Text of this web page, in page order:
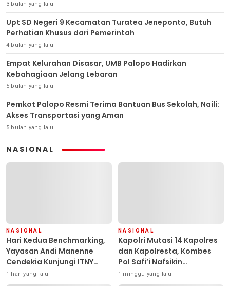
3 bulan yang lalu
Upt SD Negeri 9 Kecamatan Turatea Jeneponto, Butuh
Perhatian Khusus dari Pemerintah
4 bulan yang lalu
Empat Kelurahan Disasar, UMB Palopo Hadirkan
Kebahagiaan Jelang Lebaran
5 bulan yang lalu
Pemkot Palopo Resmi Terima Bantuan Bus Sekolah, Naili:
Akses Transportasi yang Aman
5 bulan yang lalu
NASIONAL
NASIONAL
Hari Kedua Benchmarking,
Yayasan Andi Manenne
Cendekia Kunjungi ITNY
Yogyakarta
1 hari yang lalu
NASIONAL
Kapolri Mutasi 14 Kapolres
dan Kapolresta, Kombes
Pol Safi’i Nafsikin
Mengemban Amanah
Pimpin Polresta Kendari
1 minggu yang lalu